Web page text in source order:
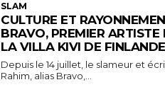
SLAM
CULTURE ET
BRAVO, PREMIER ARTISTE
LA VILLA KIVI DE FINLANDE
Depuis le 14 juillet, le slameur et
Rahim, alias Bravo,...